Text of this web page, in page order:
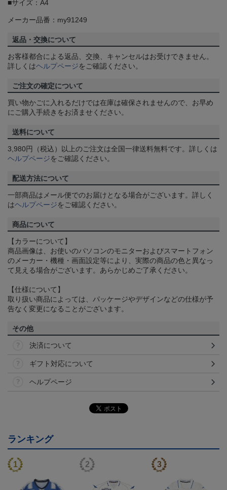
■サイズ：A4
メーカー品番：my91249
返品・交換について
お客様都合による返品、交換、キャンセルはお受けできません。
詳しくはヘルプページをご確認ください。
ご注文の確定について
買い物かごに入れるだけでは在庫は確保されませんので、お早め
にご購入手続きをお済ませください。
送料について
3,980円（税込）以上のご注文は全国一律送料無料です。詳しくは
ヘルプページをご確認ください。
配送方法について
一部商品はメール便でのお届けとなる場合がございます。詳しく
はヘルプページをご確認ください。
商品について
【カラーについて】
商品画像は、お使いのパソコンのモニターおよびスマートフォン
のメーカー・機種・画面設定等により、実際の商品の色と異なっ
て見える場合がございます。あらかじめご了承ください。
【仕様について】
取り扱い商品によっては、パッケージやデザインなどの仕様が予
告なく変更になることがございます。
その他
決済について
ギフト対応について
ヘルプページ
ランキング